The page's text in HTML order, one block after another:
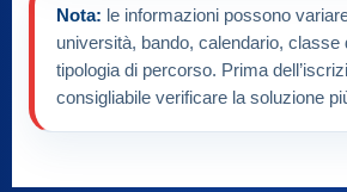
Nota: le informazioni possono
università, bando, calendario, classe
tipologia di percorso. Prima
consigliabile verificare la soluzione